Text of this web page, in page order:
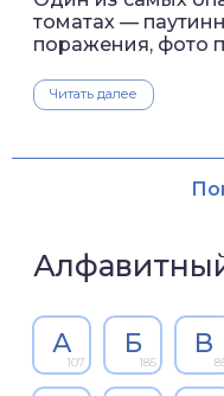
томатах —
поражения, фото
Читать далее
А
107
Б
185
В